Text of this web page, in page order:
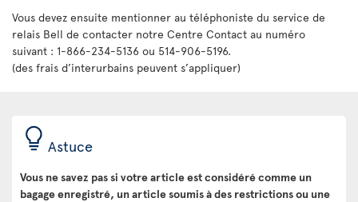
Vous devez ensuite mentionner au téléphoniste du service de
relais Bell de contacter notre Centre Contact au numéro
suivant : 1-866-234-5136 ou 514-906-5196.
(des frais d’interurbains peuvent s’appliquer)
Astuce
Vous ne savez pas si votre article est considéré comme un
bagage enregistré, un article soumis à des restrictions ou une